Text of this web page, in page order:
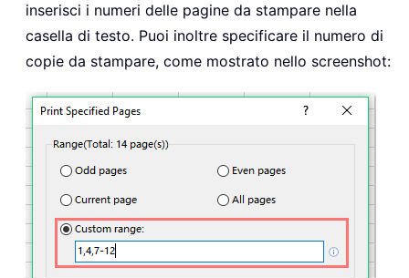
inserisci i numeri delle pagine da stampare nella
casella di testo. Puoi inoltre specificare il numero di
copie da stampare, come mostrato nello screenshot: